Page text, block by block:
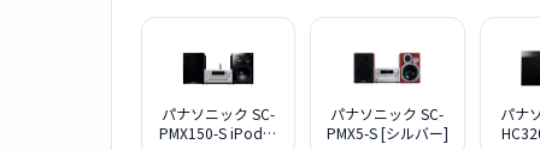
パナソニック SC-
PMX150-S iPod対
パナソニック SC-
PMX5-S [シルバー]
パナ